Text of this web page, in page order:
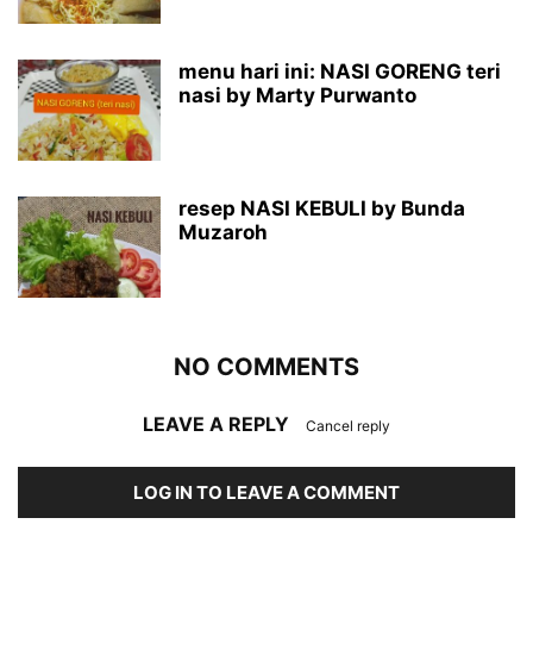
menu hari ini: NASI GORENG teri
nasi by Marty Purwanto
resep NASI KEBULI by Bunda
Muzaroh
NO COMMENTS
LEAVE A REPLY Cancel reply
LOG IN TO LEAVE A COMMENT